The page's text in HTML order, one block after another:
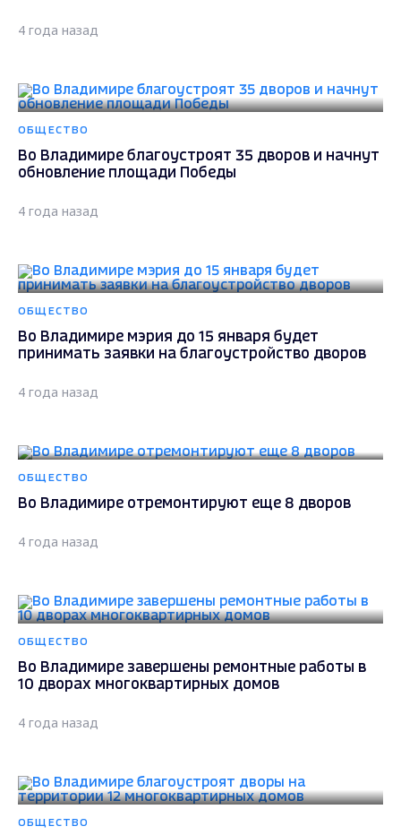
4 года назад
ОБЩЕСТВО
Во Владимире благоустроят 35 дворов и начнут
обновление площади Победы
4 года назад
ОБЩЕСТВО
Во Владимире мэрия до 15 января будет
принимать заявки на благоустройство дворов
4 года назад
ОБЩЕСТВО
Во Владимире отремонтируют еще 8 дворов
4 года назад
ОБЩЕСТВО
Во Владимире завершены ремонтные работы в
10 дворах многоквартирных домов
4 года назад
ОБЩЕСТВО